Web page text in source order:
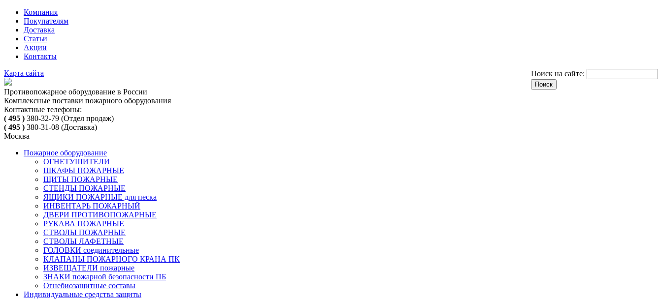
Компания
Покупателям
Доставка
Статьи
Акции
Контакты
Поиск на сайте:
Карта сайта
Противопожарное оборудование в России
Комплексные поставки пожарного оборудования
Контактные телефоны:
( 495 ) 380-32-79 (Отдел продаж)
( 495 ) 380-31-08 (Доставка)
Москва
Пожарное оборудование
ОГНЕТУШИТЕЛИ
ШКАФЫ ПОЖАРНЫЕ
ЩИТЫ ПОЖАРНЫЕ
СТЕНДЫ ПОЖАРНЫЕ
ЯЩИКИ ПОЖАРНЫЕ для песка
ИНВЕНТАРЬ ПОЖАРНЫЙ
ДВЕРИ ПРОТИВОПОЖАРНЫЕ
РУКАВА ПОЖАРНЫЕ
СТВОЛЫ ПОЖАРНЫЕ
СТВОЛЫ ЛАФЕТНЫЕ
ГОЛОВКИ соединительные
КЛАПАНЫ ПОЖАРНОГО КРАНА ПК
ИЗВЕЩАТЕЛИ пожарные
ЗНАКИ пожарной безопасности ПБ
Огнебиозащитные составы
Индивидуальные средства защиты